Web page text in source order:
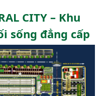
CITY – Khu
sống đẳng cấp